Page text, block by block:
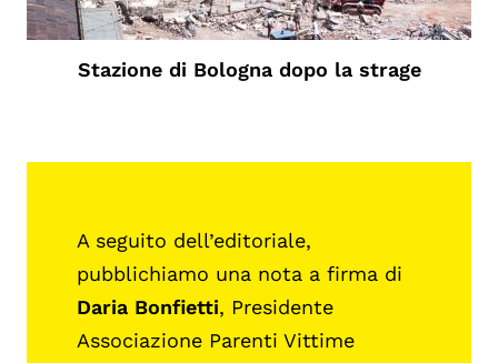
Stazione di Bologna dopo la strage
A seguito dell’editoriale,
pubblichiamo una nota a firma di
Daria Bonfietti, Presidente
Associazione Parenti Vittime